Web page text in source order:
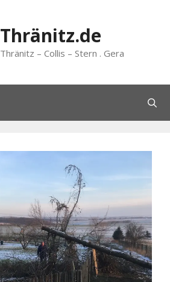
Thränitz.de
Thränitz – Collis – Stern . Gera